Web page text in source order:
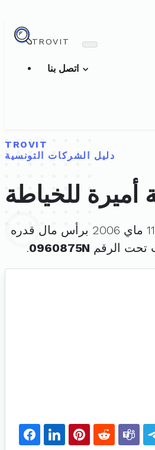
TROVIT
TROVIT
دليل الشركات التونسية
للخياطة
تحت الرقم 0960875N
.